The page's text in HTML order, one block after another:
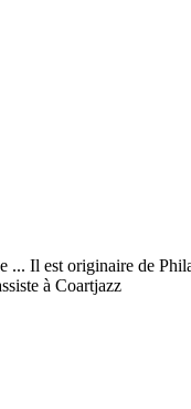
Il est originaire de
à Coartjazz